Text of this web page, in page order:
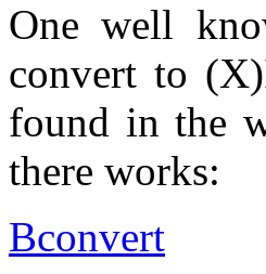
One well
convert to
found in the
there works:
Bconvert